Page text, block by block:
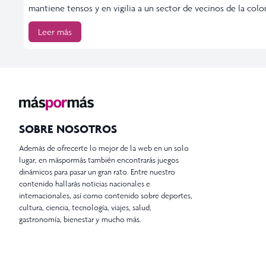
mantiene tensos y en vigilia a un sector de vecinos de la
Leer más
SOBRE NOSOTROS
Además de ofrecerte lo mejor de la web en un solo
lugar, en máspormás también encontrarás juegos
dinámicos para pasar un gran rato. Entre nuestro
contenido hallarás noticias nacionales e
internacionales, así como contenido sobre deportes,
cultura, ciencia, tecnología, viajes, salud,
gastronomía, bienestar y mucho más.